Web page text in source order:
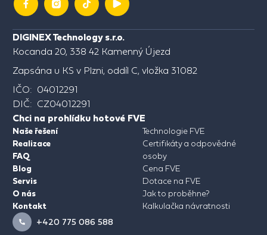
DIGINEX Technology s.r.o.
Kocanda 20, 338 42 Kamenný Újezd
Zapsána u KS v Plzni, oddíl C, vložka 31082
IČO: 04012291
DIČ: CZ04012291
Naše řešení
Realizace
FAQ
Blog
Servis
O nás
Kontakt
Technologie FVE
Certifikáty a odpovědné
osoby
Cena FVE
Dotace na FVE
Jak to proběhne?
Kalkulačka návratnosti
Chci na prohlídku hotové FVE
+420 775 086 588